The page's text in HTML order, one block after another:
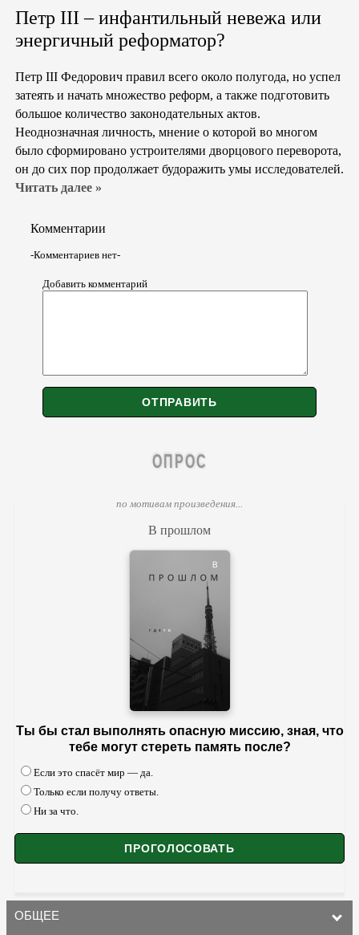
Петр III – инфантильный невежа или
энергичный реформатор?
Петр III Федорович правил всего около полугода, но успел
затеять и начать множество реформ, а также подготовить
большое количество законодательных актов.
Неоднозначная личность, мнение о которой во многом
было сформировано устроителями дворцового переворота,
он до сих пор продолжает будоражить умы исследователей.
Читать далее »
Комментарии
-Комментариев нет-
Добавить комментарий
ОПРОС
по мотивам произведения...
В прошлом
Ты бы стал выполнять опасную миссию, зная, что
тебе могут стереть память после?
Если это спасёт мир — да.
Только если получу ответы.
Ни за что.
ОБЩЕЕ